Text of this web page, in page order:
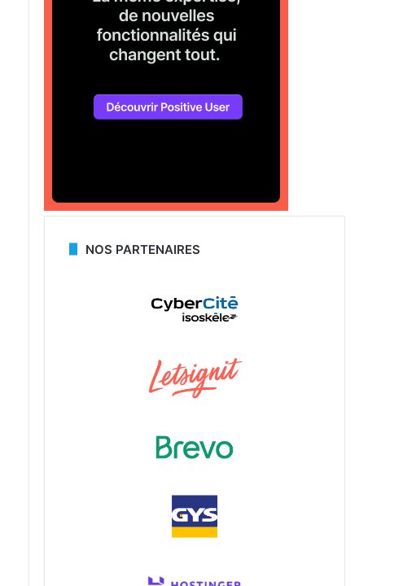
NOS PARTENAIRES